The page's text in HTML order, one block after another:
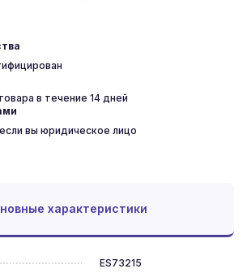
в течение 14 дней
вы юридическое лицо
характеристики
ES73215